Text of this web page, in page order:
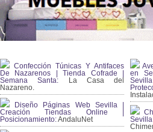
Confección Túnicas Y Antifaces
De Nazarenos | Tienda Cofrade |
Semana Santa: La Casa del
Nazareno.
Diseño Páginas Web Sevilla |
Creación Tiendas Online |
Posicionamiento:AndaluNet
en